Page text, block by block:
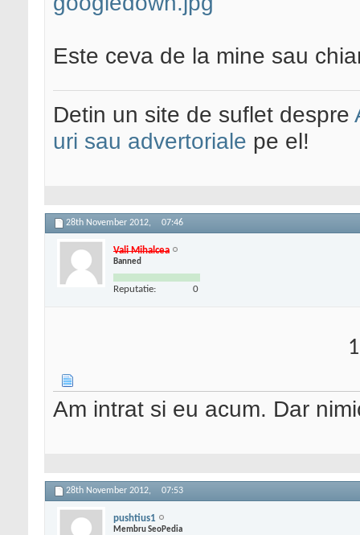
Este ceva de la mine sau
Detin un site de suflet despre
uri sau advertoriale pe el!
28th November 2012, 07:46
Vali Mihalcea
Banned
Reputatie: 0
Am intrat si eu acum. Dar
28th November 2012, 07:53
pushtius1
Membru SeoPedia